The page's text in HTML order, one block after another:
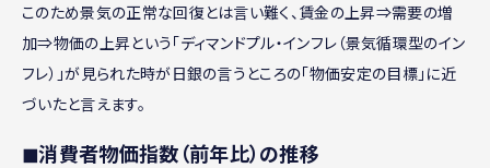
このため景気の正常な回復とは言い難く、賃金の上昇⇒需要の増
加⇒物価の上昇という「ディマンドプル・インフレ（景気循環型のイン
フレ）」が見られた時が日銀の言うところの「物価安定の目標」に近
づいたと言えます。
◼︎消費者物価指数（前年比）の推移